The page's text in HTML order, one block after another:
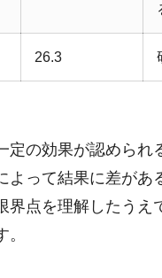
26.3
定の効果が認められ
よって結果に差があ
界点を理解したうえ